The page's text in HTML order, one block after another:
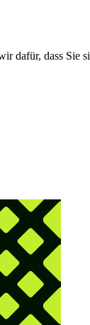
dafür, dass Sie